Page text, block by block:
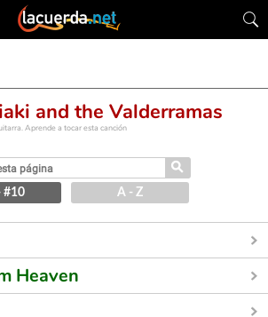
and the Valderramas
Aprende a tocar esta canción
⚲
#10 A - Z
Heaven